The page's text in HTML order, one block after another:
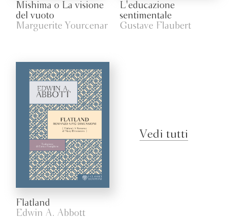
Mishima o La visione
del vuoto
Marguerite Yourcenar
L'educazione
sentimentale
Gustave Flaubert
Flatland
Edwin A. Abbott
Vedi tutti